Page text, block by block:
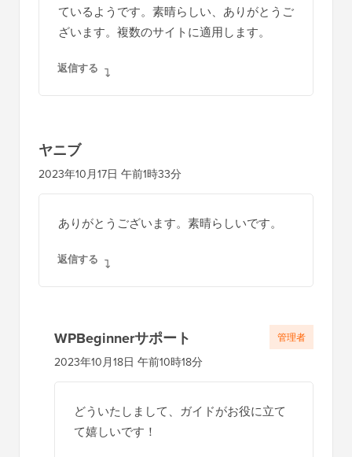
ているようです。素晴らしい、ありがとうご
ざいます。複数のサイトに適用します。
返信する
ヤニブ
2023年10月17日 午前1時33分
ありがとうございます。素晴らしいです。
返信する
WPBeginnerサポート
2023年10月18日 午前10時18分
どういたしまして、ガイドがお役に立て
て嬉しいです！
管理者